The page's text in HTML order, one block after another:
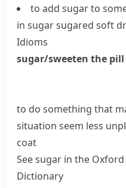
to add sugar to
in sugarsugared soft
Idioms
sugar/sweeten the pill
to do something that
situation seem less
coat
Seesugar in the
Dictionary